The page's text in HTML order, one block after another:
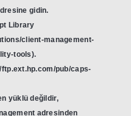
gidin.
Library
client-management-
tools).
pub/caps-
yüklü değildir,
adresinden